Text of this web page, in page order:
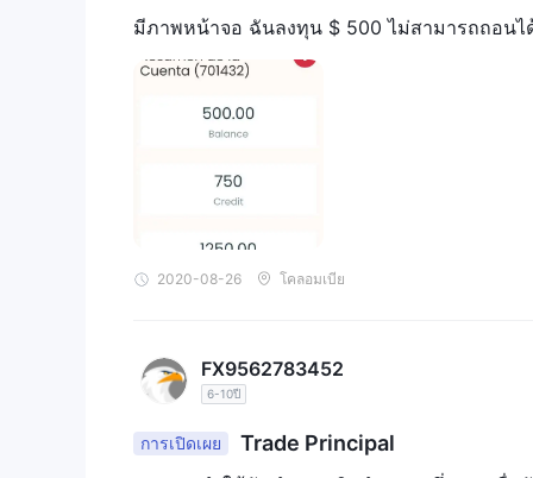
มีภาพหน้าจอ ฉันลงทุน $ 500 ไม่สามารถถอนไ
2020-08-26 โคลอมเบีย
FX9562783452
6-10ปี
การเปิดเผย Trade Principal